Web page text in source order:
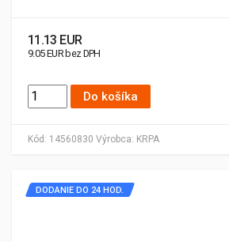
Kód: 14560830 Výrobca: KRPA
11.13 EUR
9.05 EUR bez DPH
Do košíka
DODANIE DO 24 HOD.